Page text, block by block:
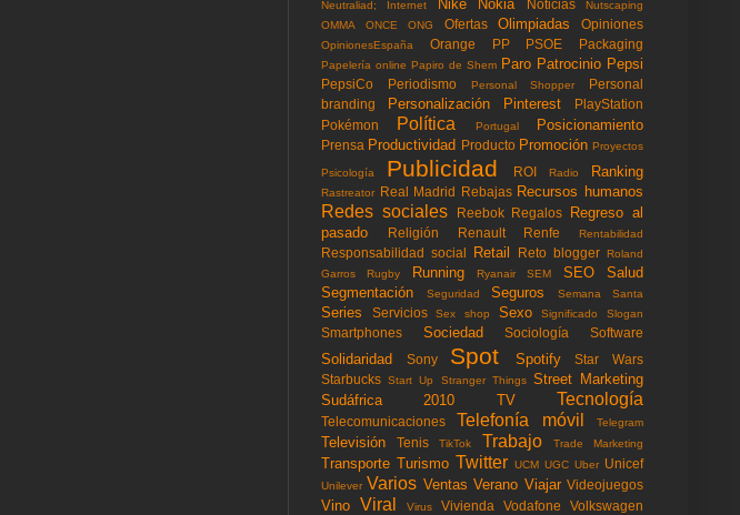
Neutraliad; Internet Nike Nokia Noticias
Nutscaping
OMMA
ONCE ONG Ofertas Olimpiadas Opiniones
OpinionesEspaña Orange PP PSOE Packaging
Papelería online Papiro de Shem Paro Patrocinio Pepsi
PepsiCo Periodismo Personal Shopper
Personal
branding
Personalización Pinterest
PlayStation
Pokémon
Política Portugal Posicionamiento
Prensa Productividad Producto Promoción Proyectos
Psicología Publicidad ROI Radio Ranking
Rastreator Real Madrid Rebajas Recursos humanos
Redes sociales Reebok Regalos
Regreso al
pasado
Religión Renault Renfe Rentabilidad
Responsabilidad social Retail Reto blogger Roland
Garros
Rugby Running Ryanair SEM SEO
Salud
Segmentación
Seguridad Seguros Semana Santa
Series Servicios Sex shop Sexo Significado Slogan
Smartphones Sociedad Sociología Software
Solidaridad Sony Spot Spotify
Star Wars
Starbucks Start Up Stranger Things Street Marketing
Sudáfrica 2010
TV Tecnología
Telecomunicaciones Telefonía móvil Telegram
Televisión Tenis TikTok Trabajo Trade Marketing
Transporte Turismo Twitter UCM UGC Uber Unicef
Unilever Varios Ventas Verano Viajar Videojuegos
Vino Viral Virus Vivienda Vodafone Volkswagen